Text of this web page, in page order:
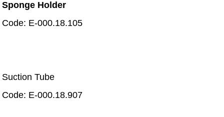
Sponge Holder
Code: E-000.18.105
Suction Tube
Code: E-000.18.907